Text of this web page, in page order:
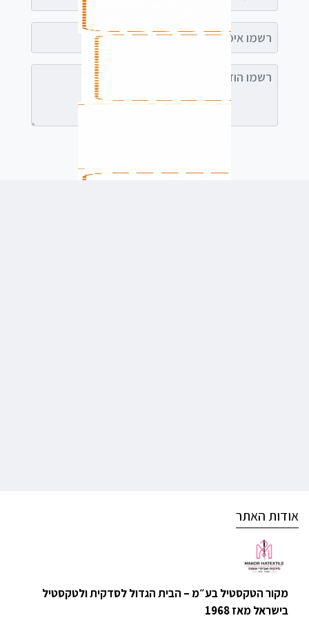
רשמו אימייל (אופציונלי)
רשמו הודעה (אופציונלי)
אודות האתר
מקור הטקסטיל בע״מ – הבית הגדול לסדקית ולטקסטיל
בישראל מאז 1968